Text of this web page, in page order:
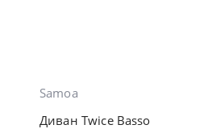
Samoa
Диван Twice Basso